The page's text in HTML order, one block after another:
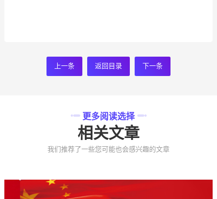
上一条 返回目录 下一条
更多阅读选择
相关文章
我们推荐了一些您可能也会感兴趣的文章